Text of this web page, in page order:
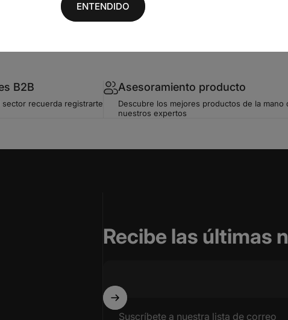
B2B
recuerda registrarte
Asesoramiento producto
Descubre los mejores productos de la mano
nuestros expertos
Recibe las últimas
Suscríbete a nuestra lista de correo
ENTENDIDO